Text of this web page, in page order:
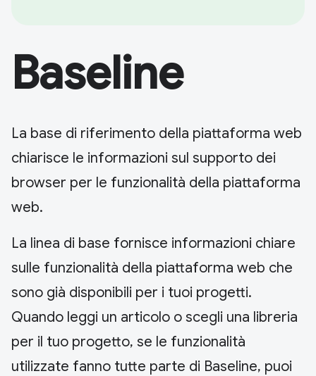
Baseline
La base di riferimento della piattaforma web
chiarisce le informazioni sul supporto dei
browser per le funzionalità della piattaforma
web.
La linea di base fornisce informazioni chiare
sulle funzionalità della piattaforma web che
sono già disponibili per i tuoi progetti.
Quando leggi un articolo o scegli una libreria
per il tuo progetto, se le funzionalità
utilizzate fanno tutte parte di Baseline, puoi